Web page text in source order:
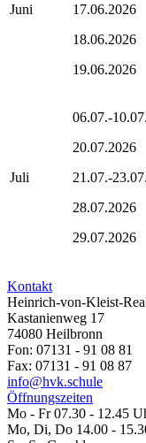
Juni
Juli
06.07.-
21.07.-
Kontakt
Heinrich-von-Kleist-
Kastanienweg 17
74080 Heilbronn
Fon: 07131 - 91 08 81
Fax: 07131 - 91 08 87
info@hvk.schule
Öffnungszeiten
Mo - Fr 07.30 - 12.45
Mo, Di, Do 14.00 -